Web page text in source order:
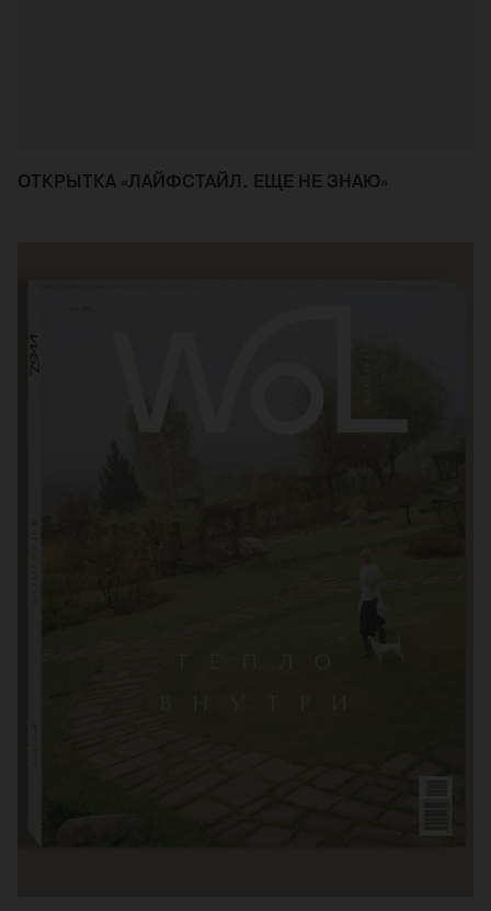
ОТКРЫТКА «ЛАЙФСТАЙЛ. ЕЩЕ НЕ ЗНАЮ»